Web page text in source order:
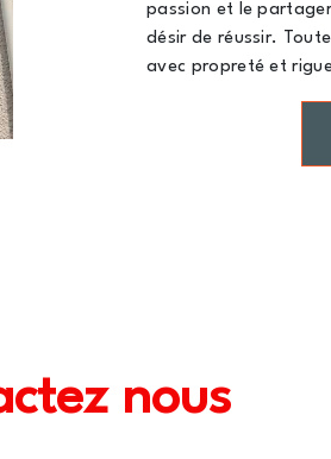
passion et le
désir de réussir.
avec propreté et
nous